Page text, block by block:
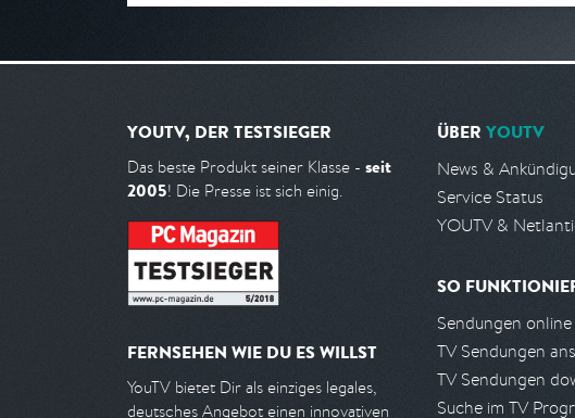
YOUTV, DER TESTSIEGER
Das beste Produkt seiner Klasse - seit
2005! Die Presse ist sich einig.
FERNSEHEN WIE DU ES WILLST
YouTV bietet Dir als einziges legales,
deutsches Angebot einen innovativen
ÜBER YOUTV
News &
Service Status
YOUTV &
SO
Sendungen
TV Sendungen
TV Sendungen
Suche im TV